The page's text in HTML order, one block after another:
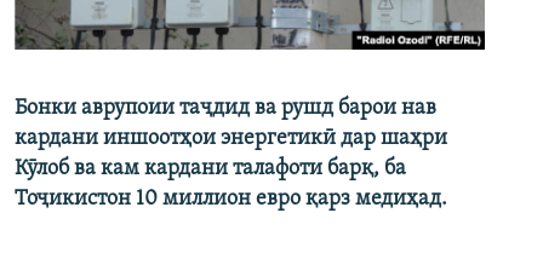
Бонки аврупоии таҷдид ва рушд барои нав
кардани иншоотҳои энергетикӣ дар шаҳри
Кӯлоб ва кам кардани талафоти барқ, ба
Тоҷикистон 10 миллион евро қарз медиҳад.